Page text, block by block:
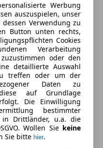
Werbung
auszuspielen, unser
Verwendung zu
Button unten rechts,
Cookies
Verarbeitung
oder den
detaillierte Auswahl
treffen oder um der
Daten zu
auf Grundlage
Die Einwilligung
bestimmter
in Drittländer, u.a. die
Wollen Sie keine
Sie bitte hier.